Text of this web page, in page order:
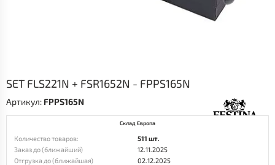
SET FLS221N + FSR1652N - FPPS165N
Артикул: FPPS165N
Склад Европа
Количество товаров:
511 шт.
Заказ до (ближайший)
12.11.2025
Отгрузка до (ближайшая)
02.12.2025